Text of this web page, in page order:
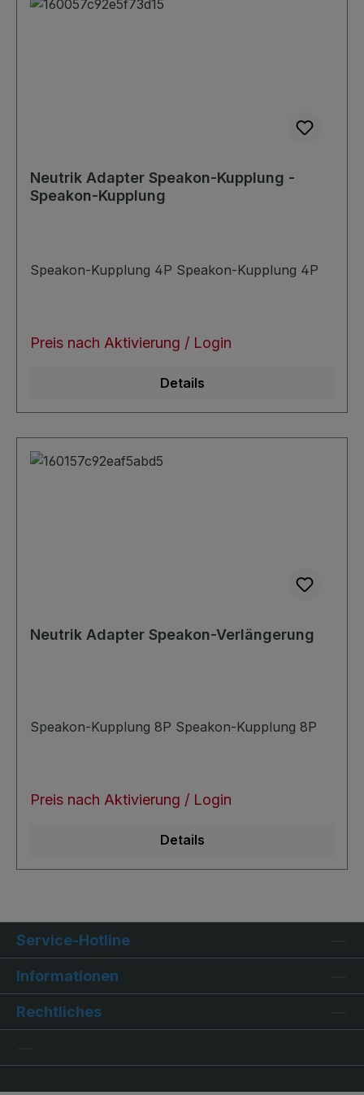
Neutrik Adapter Speakon-Kupplung -
Speakon-Kupplung
Speakon-Kupplung 4P Speakon-Kupplung 4P
Preis nach Aktivierung / Login
Details
Neutrik Adapter Speakon-Verlängerung
Speakon-Kupplung 8P Speakon-Kupplung 8P
Preis nach Aktivierung / Login
Details
Service-Hotline
Informationen
Rechtliches